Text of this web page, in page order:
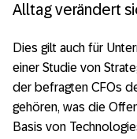
Alltag verändert
Dies gilt auch für
einer Studie von
der befragten CFOs
gehören, was die
Basis von